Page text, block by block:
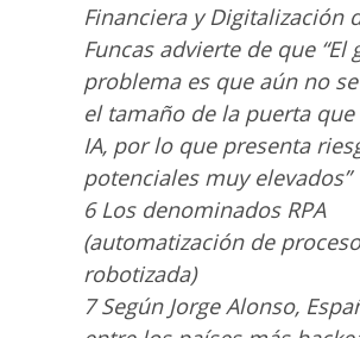
Financiera y Digitalización
Funcas advierte de que “El
problema es que aún no
el tamaño de la puerta
IA, por lo que presenta
potenciales muy elevados”
6 Los denominados RPA
(automatización de
robotizada)
7 Según Jorge Alonso,